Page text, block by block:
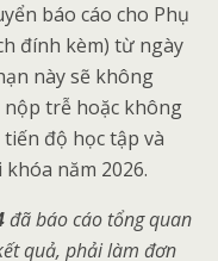
báo cáo cho Phụ
đính kèm) từ ngày
này sẽ không
trễ hoặc không
độ học tập và
năm 2026.
đã báo cáo tổng quan
quả, phải làm đơn